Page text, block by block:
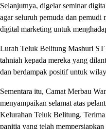
Selanjutnya, digelar seminar
agar seluruh pemuda dan pemudi
digital marketing untuk
Lurah Teluk Belitung Mashuri ST
tahniah kepada mereka yang
dan berdampak positif untuk
Sementara itu, Camat Merbau
menyampaikan selamat atas
Kelurahan Teluk Belitung.
panitia yang telah